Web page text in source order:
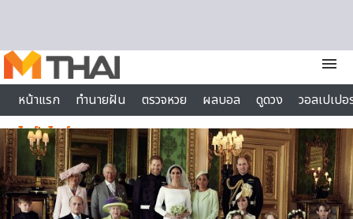
menu
หน้าแรก
ทำนายฝัน ตรวจหวย ผลบอล ดูดวง
วอลเปเป
ไลฟ์สไตล์